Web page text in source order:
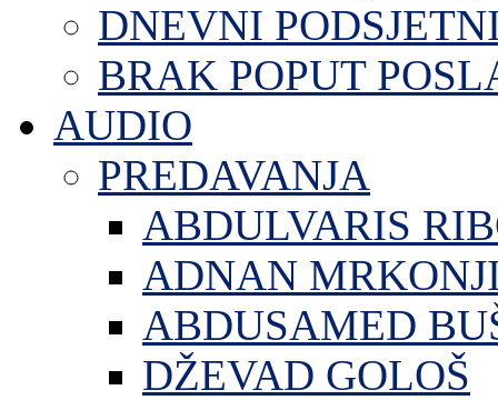
DNEVNI
BRAK POPUT
AUDIO
PREDAVANJA
ABDULVARIS
ADNAN
ABDUSAMED
DŽEVAD GOLOŠ